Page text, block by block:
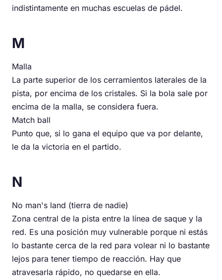
indistintamente en muchas escuelas de pádel.
M
Malla
La parte superior de los cerramientos laterales de la
pista, por encima de los cristales. Si la bola sale por
encima de la malla, se considera fuera.
Match ball
Punto que, si lo gana el equipo que va por delante,
le da la victoria en el partido.
N
No man's land (tierra de nadie)
Zona central de la pista entre la línea de saque y la
red. Es una posición muy vulnerable porque ni estás
lo bastante cerca de la red para volear ni lo bastante
lejos para tener tiempo de reacción. Hay que
atravesarla rápido, no quedarse en ella.